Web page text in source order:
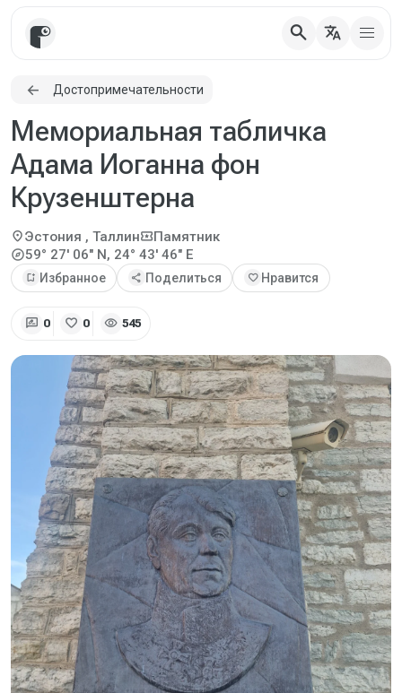
search translate
Достопримечательности
Мемориальная табличка
Адама Иоганна фон
Крузенштерна
location_onЭстония , Таллинlocal_activityПамятник
explore59° 27' 06" N, 24° 43' 46" E
bookmark_add Избранное share Поделиться favorite Нравится
rate_review 0 favorite 0 visibility 545